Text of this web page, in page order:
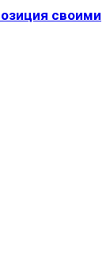
своими